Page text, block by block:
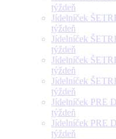
týždeň
Jídelníček
týždeň
Jídelníček
týždeň
Jídelníček
týždeň
Jídelníček
týždeň
Jídelníček PRE
týždeň
Jídelníček PRE
týždeň